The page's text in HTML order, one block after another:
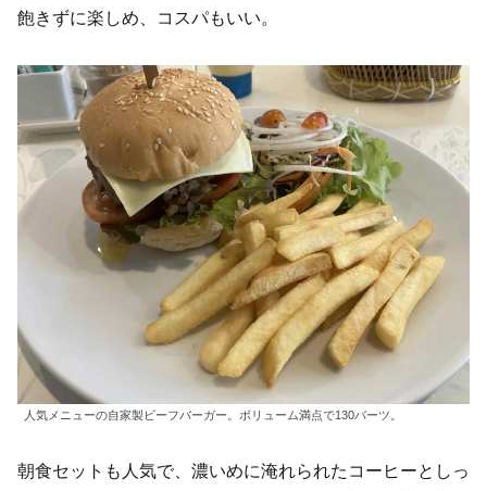
飽きずに楽しめ、コスパもいい。
人気メニューの自家製ビーフバーガー。ボリューム満点で130バーツ。
朝食セットも人気で、濃いめに淹れられたコーヒーとしっ